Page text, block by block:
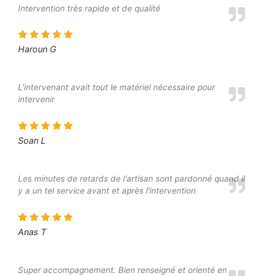
Intervention très rapide et de qualité
Haroun G
L'intervenant avait tout le matériel nécessaire pour
intervenir
Soan L
Les minutes de retards de l'artisan sont pardonné quand il
y a un tel service avant et après l'intervention
Anas T
Super accompagnement. Bien renseigné et orienté en